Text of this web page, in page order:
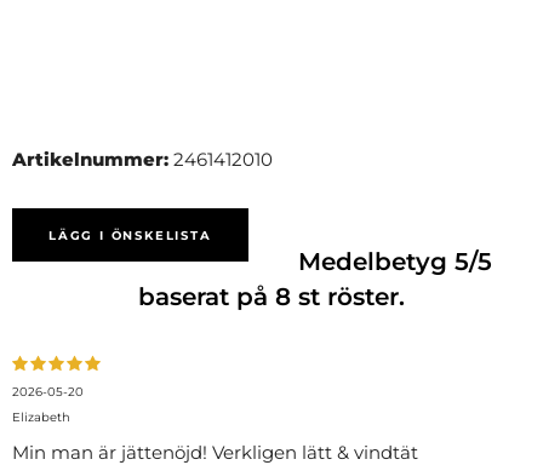
Artikelnummer: 2461412010
LÄGG I ÖNSKELISTA
Medelbetyg5/5
baserat på 8 st röster.
2026-05-20
Elizabeth
Min man är jättenöjd! Verkligen lätt & vindtät